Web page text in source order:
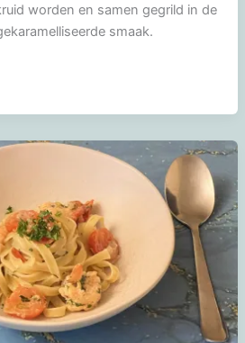
worden en samen gegrild in de
smaak.